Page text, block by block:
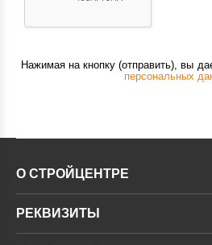
Нажимая на кнопку (отправить), вы
персональных
О СТРОЙЦЕНТРЕ
РЕКВИЗИТЫ